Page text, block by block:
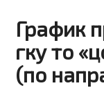
График
гку то
(по